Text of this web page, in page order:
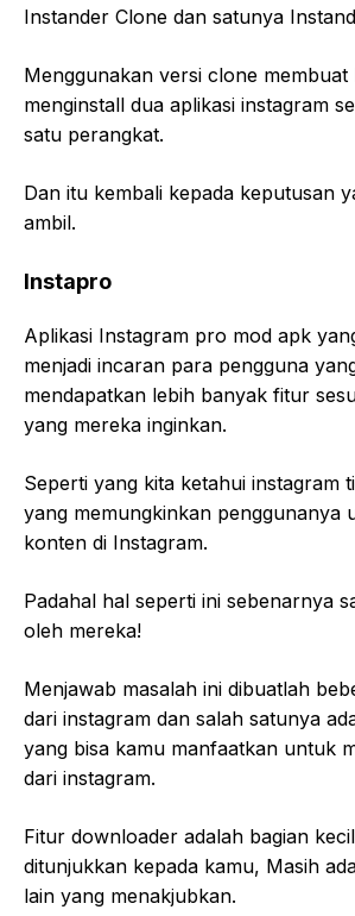
Instander Clone dan satunya
Menggunakan versi clone membuat
menginstall dua aplikasi instagram
satu perangkat.
Dan itu kembali kepada keputusan
ambil.
Instapro
Aplikasi Instagram pro mod apk
menjadi incaran para pengguna
mendapatkan lebih banyak fitur
yang mereka inginkan.
Seperti yang kita ketahui instagram
yang memungkinkan penggunanya
konten di Instagram.
Padahal hal seperti ini sebenarnya
oleh mereka!
Menjawab masalah ini dibuatlah
dari instagram dan salah satunya
yang bisa kamu manfaatkan untuk
dari instagram.
Fitur downloader adalah bagian
ditunjukkan kepada kamu, Masih
lain yang menakjubkan.